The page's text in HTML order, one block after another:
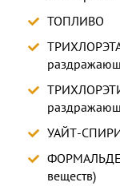
ТОПЛИВО
УАЙТ-
веществ)